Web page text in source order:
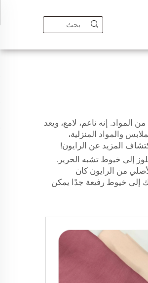
إنه ناعم، لامع، ويعد
والمواد المنزلية،
المزيد عن الرايون!
السليلوز إلى خيوط تشبه الحرير.
من الرايون كان
إلى خيوط رفيعة جدًا يمكن